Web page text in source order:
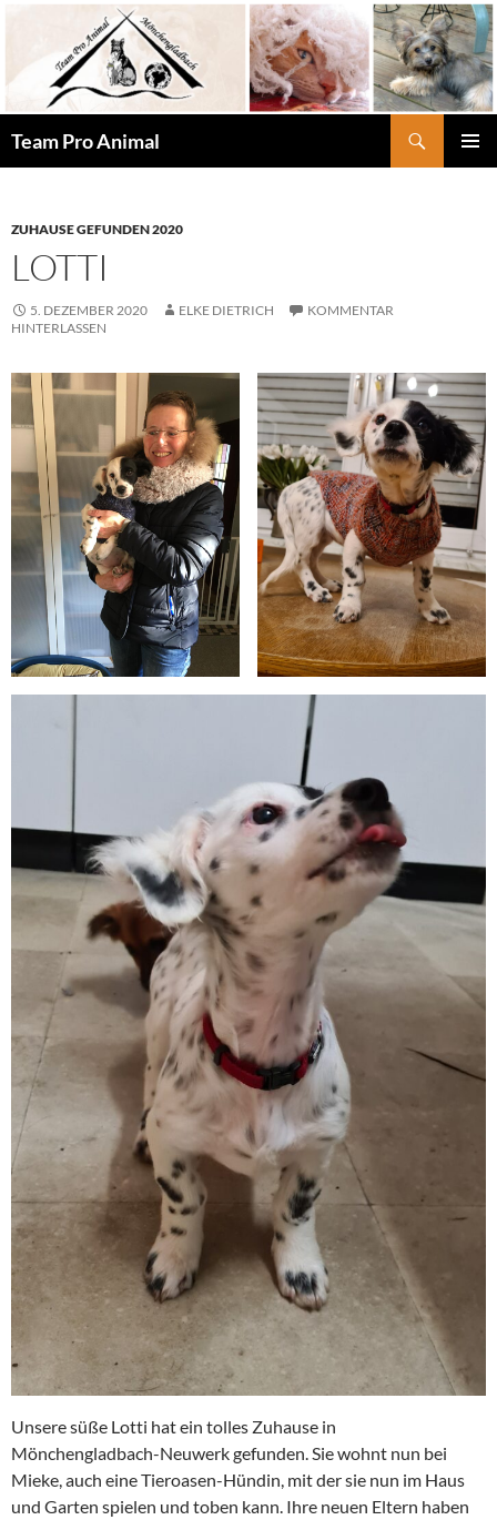
springen
Team Pro Animal
ZUHAUSE GEFUNDEN 2020
LOTTI
5. DEZEMBER 2020 ELKE DIETRICH
KOMMENTAR
HINTERLASSEN
Unsere süße Lotti hat ein tolles Zuhause in
Mönchengladbach-Neuwerk gefunden. Sie wohnt nun bei
Mieke, auch eine Tieroasen-Hündin, mit der sie nun im Haus
und Garten spielen und toben kann. Ihre neuen Eltern haben